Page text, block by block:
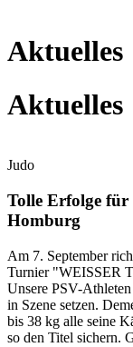
Aktuelles
Aktuelles
Judo
Tolle Erfolge für
Homburg
Am 7. September
Turnier "WEISSER
Unsere PSV-
in Szene setzen.
bis 38 kg alle seine
so den Titel sichern.